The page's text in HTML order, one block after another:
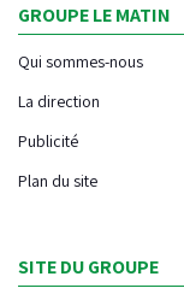
GROUPE LE MATIN
Qui sommes-nous
La direction
Publicité
Plan du site
SITE DU GROUPE